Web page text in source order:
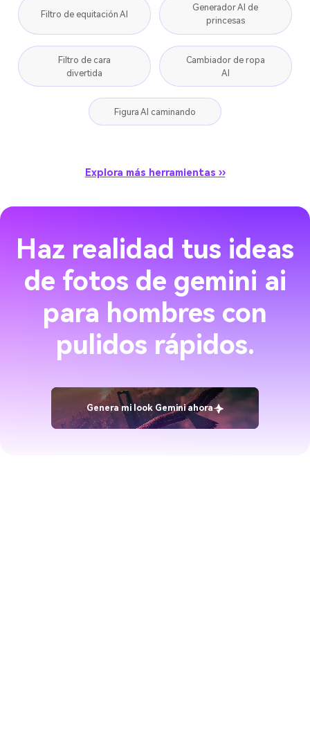
Filtro de equitación AI
Generador AI de
princesas
Filtro de cara
divertida
Cambiador de ropa
AI
Figura AI caminando
Explora más herramientas ››
Haz realidad tus ideas
de fotos de gemini ai
para hombres con
pulidos rápidos.
Genera mi look Gemini ahora